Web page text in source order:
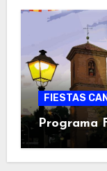
FIESTAS
Programa